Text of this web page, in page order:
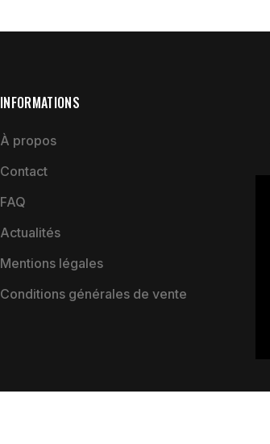
INFORMATIONS
À propos
Contact
FAQ
Actualités
Mentions légales
Conditions générales de vente